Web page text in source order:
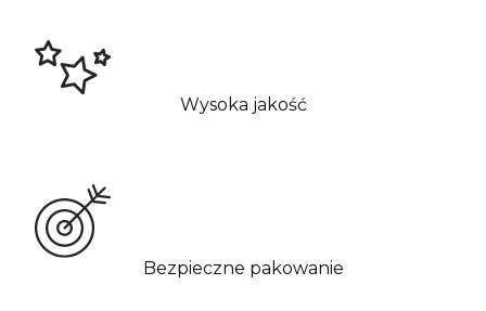
Wysoka jakość
Bezpieczne pakowanie